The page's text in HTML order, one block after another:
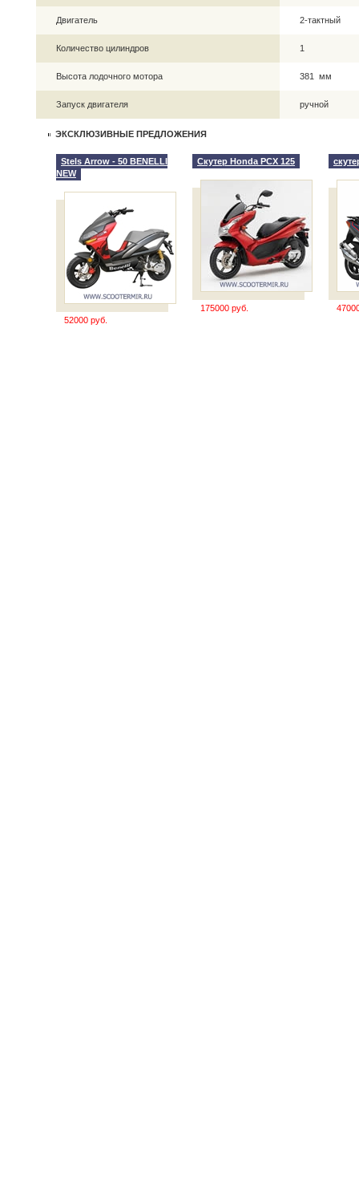
Двигатель 2-тактный
Количество цилиндров 1
Высота лодочного мотора 381 мм
Запуск двигателя ручной
ЭКСКЛЮЗИВНЫЕ ПРЕДЛОЖЕНИЯ
Stels Arrow - 50 BENELLI
NEW
52000 руб.
Скутер Honda PCX 125
175000 руб.